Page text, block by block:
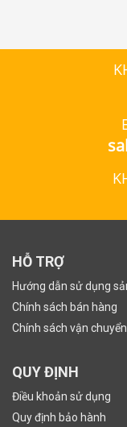
HỖ TRỢ
Hướng dẫn sử dụng
Chính sách bán hàng
Chính sách vận chuyển
QUY ĐỊNH
Điều khoản sử dụng
Quy định bảo hành